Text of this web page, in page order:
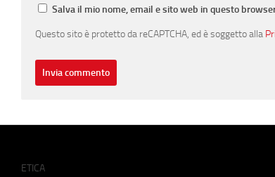
Salva il mio nome, email e sito web in questo
Questo sito è protetto da reCAPTCHA, ed è soggetto alla
ETICA